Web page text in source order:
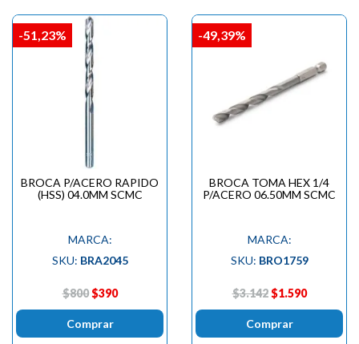
BROCA P/ACERO RAPIDO
(HSS) 04.0MM SCMC
MARCA:
SKU: BRA2045
$800 $390
Comprar
-51,23%
BROCA TOMA HEX 1/4
P/ACERO 06.50MM SCMC
MARCA:
SKU: BRO1759
$3.142 $1.590
Comprar
-49,39%